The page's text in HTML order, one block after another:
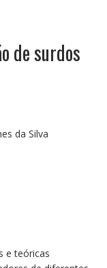
de surdos
da Silva
e teóricas